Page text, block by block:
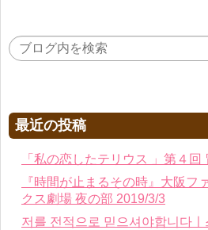
最近の投稿
「私の恋したテリウス 」第４回
『時間が止まるその時』大阪フ
クス劇場 夜の部 2019/3/3
저를 전적으로 믿으셔야합니다